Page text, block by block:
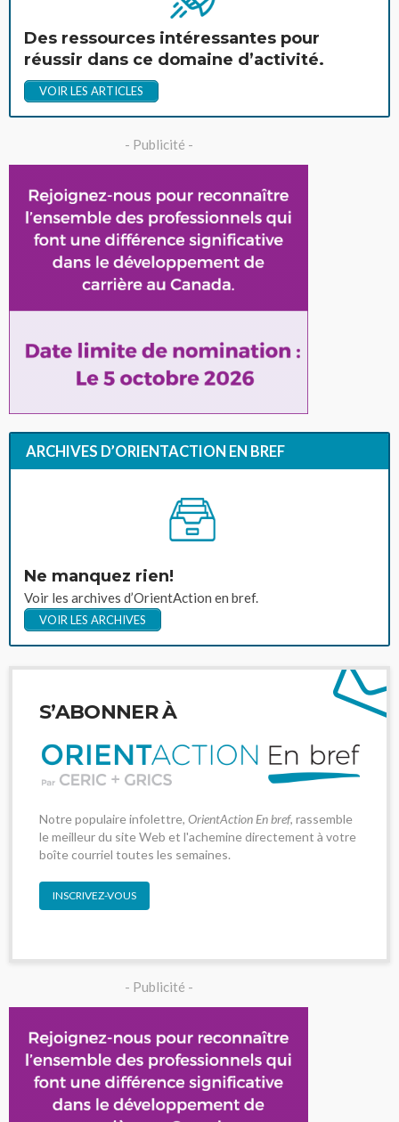
Des ressources intéressantes pour
réussir dans ce domaine d’activité.
VOIR LES ARTICLES
- Publicité -
ARCHIVES D’ORIENTACTION EN BREF
Ne manquez rien!
Voir les archives d’OrientAction en bref.
VOIR LES ARCHIVES
S’ABONNER À
Notre populaire infolettre, OrientAction En bref, rassemble
le meilleur du site Web et l'achemine directement à votre
boîte courriel toutes les semaines.
INSCRIVEZ-VOUS
- Publicité -